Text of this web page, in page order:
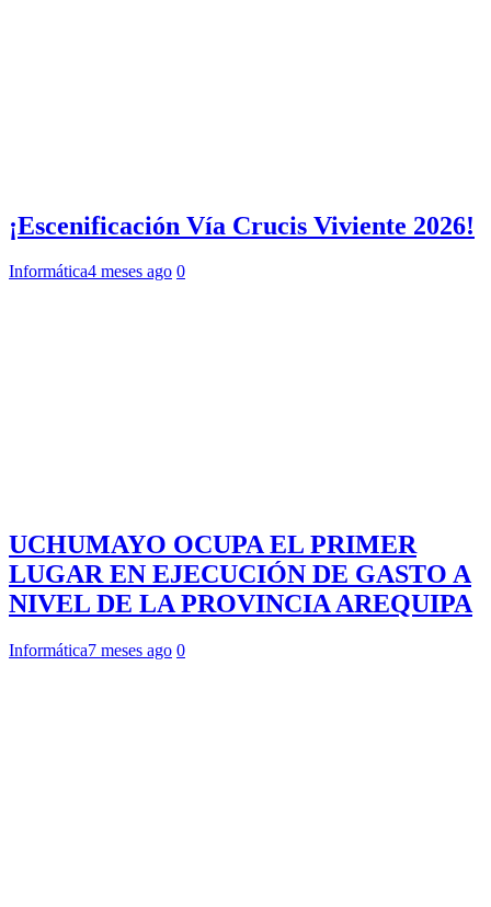
¡Escenificación Vía Crucis Viviente 2026!
Informática4 meses ago 0
UCHUMAYO OCUPA EL PRIMER
LUGAR EN EJECUCIÓN DE GASTO A
NIVEL DE LA PROVINCIA AREQUIPA
Informática7 meses ago 0